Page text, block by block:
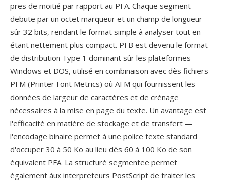
pres de moitié par rapport au PFA. Chaque segment
debute par un octet marqueur et un champ de longueur
sûr 32 bits, rendant le format simple à analyser tout en
étant nettement plus compact. PFB est devenu le format
de distribution Type 1 dominant sûr les plateformes
Windows et DOS, utilisé en combinaison avec dès fichiers
PFM (Printer Font Metrics) où AFM qui fournissent les
données de largeur de caractères et de crénage
nécessaires à la mise en page du texte. Un avantage est
l'efficacité en matière de stockage et de transfert —
l'encodage binaire permet à une police texte standard
d'occuper 30 à 50 Ko au lieu dès 60 à 100 Ko de son
équivalent PFA. La structuré segmentee permet
également àux interpreteurs PostScript de traiter les